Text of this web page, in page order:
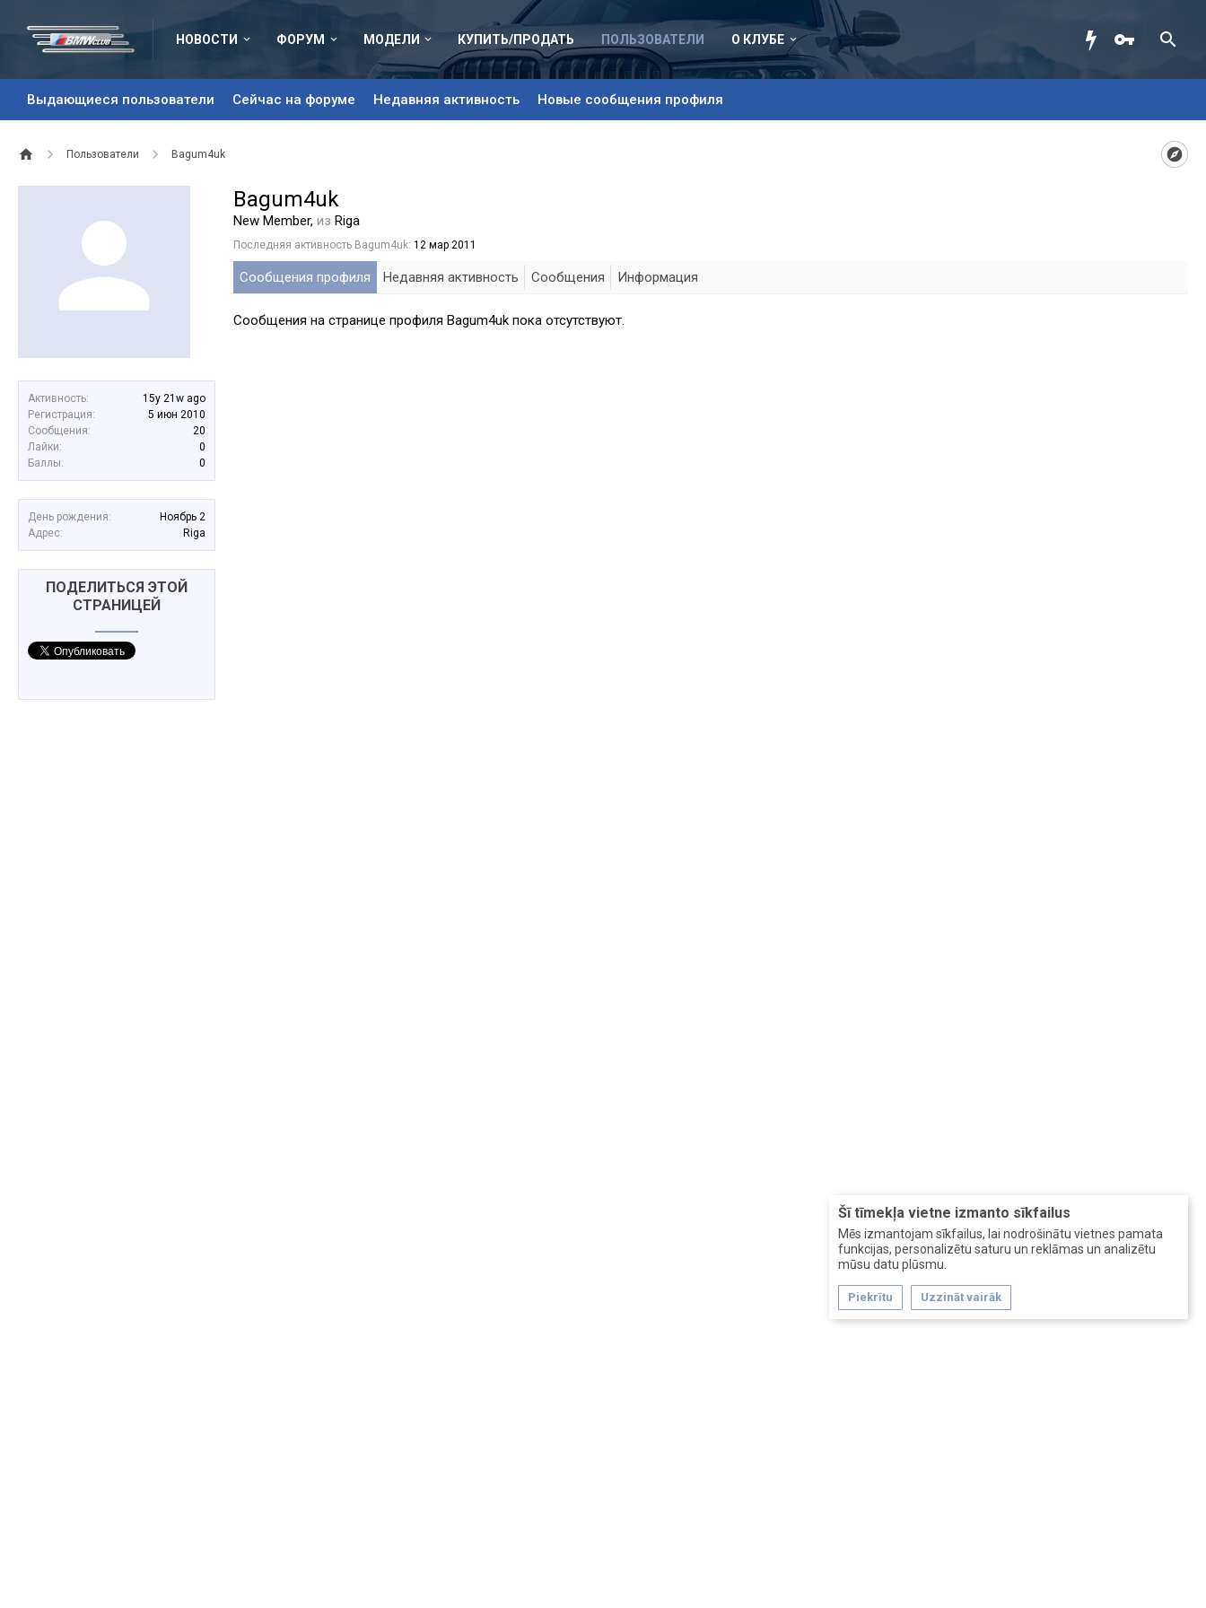
НОВОСТИ ФОРУМ МОДЕЛИ КУПИТЬ/ПРОДАТЬ ПОЛЬЗОВАТЕЛИ
Выдающиеся пользователи Сейчас на форуме Недавняя активность Новые сообщения профиля
О КЛУБЕ
Пользователи Bagum4uk
Šī tīmekļa vietne izmanto sīkfailus
Mēs izmantojam sīkfailus, lai nodrošinātu vietnes pamata
funkcijas, personalizētu saturu un reklāmas un analizētu
mūsu datu plūsmu.
Piekrītu Uzzināt vairāk
Активность:
15y 21w ago
Регистрация:
5 июн 2010
Сообщения:
20
Лайки:
0
Баллы:
0
День рождения:
Ноябрь 2
Адрес:
Riga
ПОДЕЛИТЬСЯ ЭТОЙ
СТРАНИЦЕЙ
Bagum4uk
New Member, из Riga
Последняя активность Bagum4uk: 12 мар 2011
Сообщения профиля Недавняя активность Сообщения Информация
Сообщения на странице профиля Bagum4uk пока отсутствуют.